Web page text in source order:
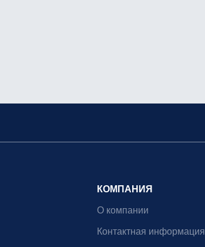
КОМПАНИЯ
О компании
Контактная информация